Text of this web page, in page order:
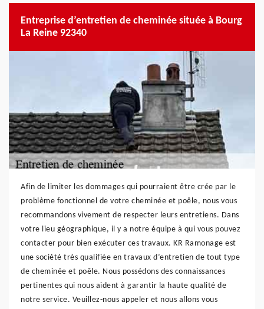
Entreprise d’entretien de cheminée située à Bourg
La Reine 92340
Afin de limiter les dommages qui pourraient être crée par le
problème fonctionnel de votre cheminée et poêle, nous vous
recommandons vivement de respecter leurs entretiens. Dans
votre lieu géographique, il y a notre équipe à qui vous pouvez
contacter pour bien exécuter ces travaux. KR Ramonage est
une société très qualifiée en travaux d’entretien de tout type
de cheminée et poêle. Nous possédons des connaissances
pertinentes qui nous aident à garantir la haute qualité de
notre service. Veuillez-nous appeler et nous allons vous